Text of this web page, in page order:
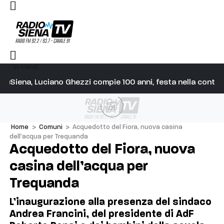
Siena, Luciano Ghezzi compie 100 anni, festa nella
in cielo ad agosto
Ad
Home > Comuni > Acquedotto del Fiora, nuova casina
dell’acqua per Trequanda
Acquedotto del Fiora, nuova
casina dell’acqua per
Trequanda
L’inaugurazione alla presenza del sindaco
Andrea Francini, del presidente di AdF